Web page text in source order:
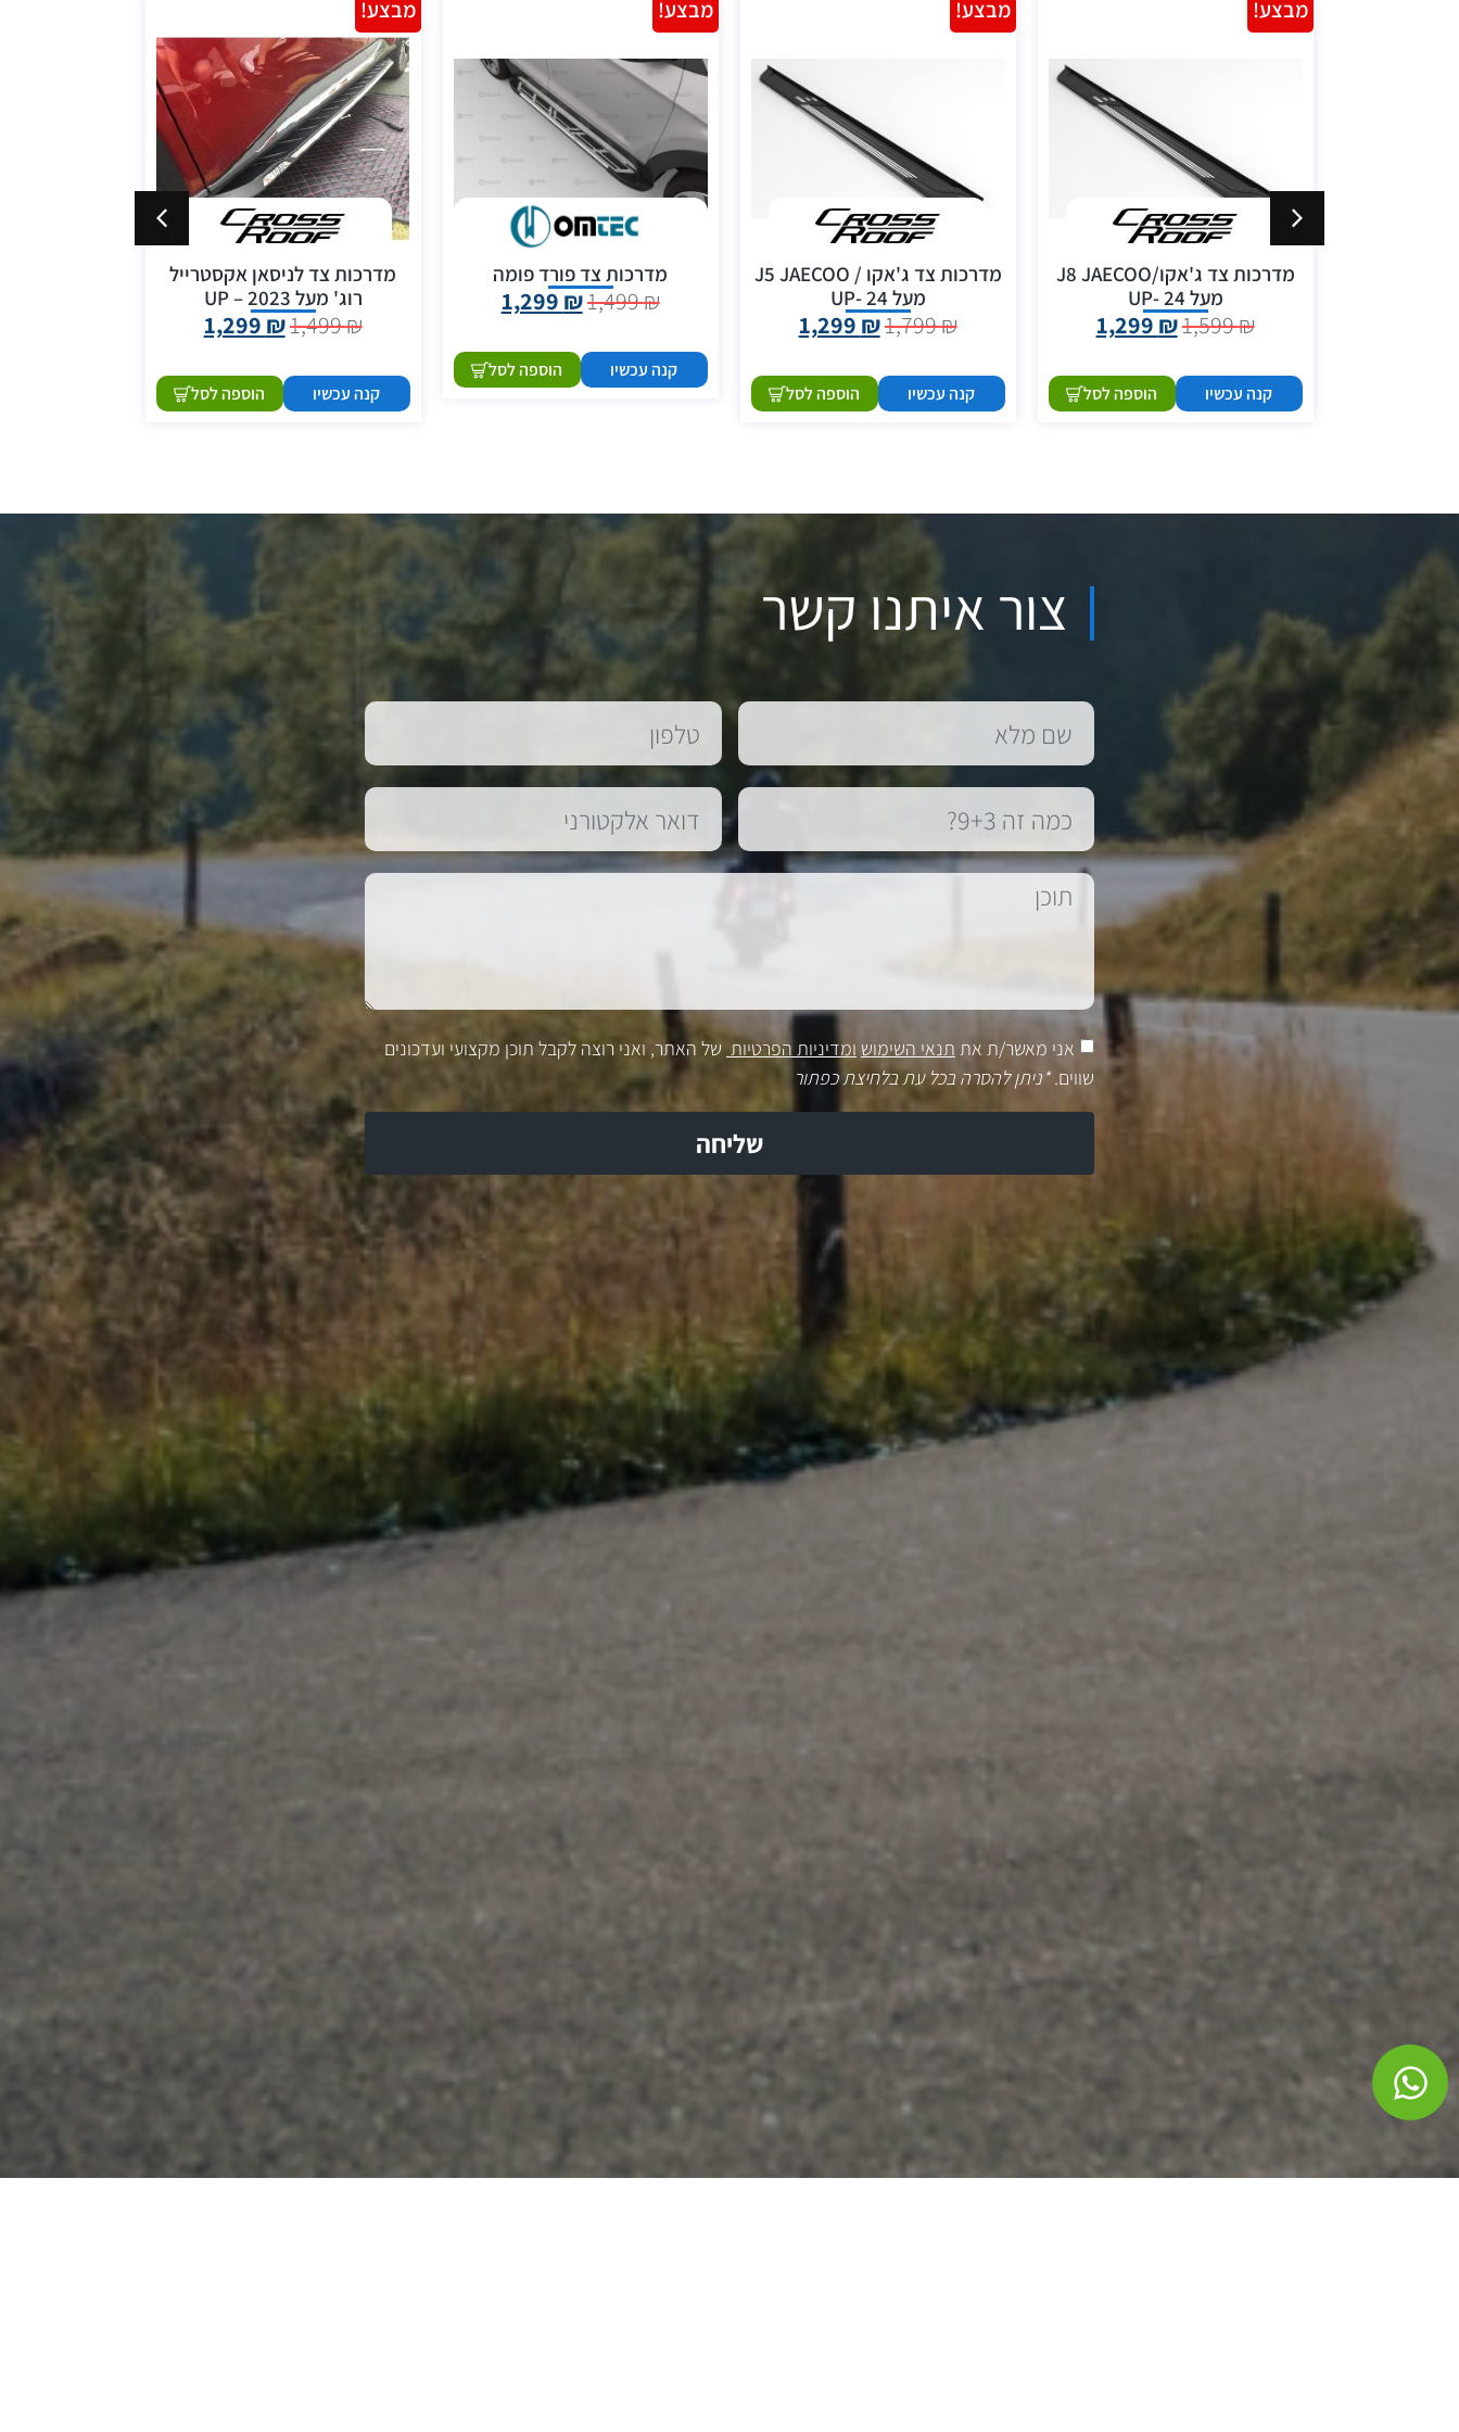
מדרכות צד ג'אקו/J8 JAECOO
מעל 24 -UP
1,599₪
1,299 ₪
קנה עכשיו הוספה לסל
מבצע!
מדרכות צד ג'אקו / J5 JAECOO
מעל 24 -UP
1,799₪
1,299 ₪
קנה עכשיו הוספה לסל
מבצע!
מדרכות צד פורד פומה
1,499₪
1,299 ₪
קנה עכשיו הוספה לסל
מבצע!
מדרכות צד לניסאן אקסטרייל
רוג' מעל 2023 – UP
1,499₪
1,299 ₪
קנה עכשיו הוספה לסל
מבצע!
צור איתנו קשר
אני מאשר/ת את תנאי השימוש ומדיניות הפרטיות של האתר, ואני רוצה לקבל תוכן מקצועי ועדכונים
שווים.*ניתן להסרה בכל עת בלחיצת כפתור
שליחה